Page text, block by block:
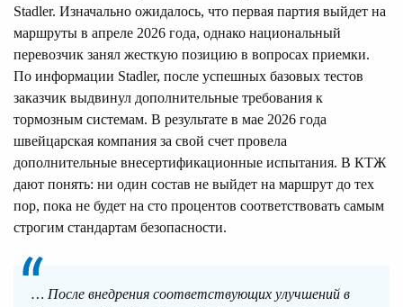
Stadler. Изначально ожидалось, что первая партия выйдет на
маршруты в апреле 2026 года, однако национальный
перевозчик занял жесткую позицию в вопросах приемки.
По информации Stadler, после успешных базовых тестов
заказчик выдвинул дополнительные требования к
тормозным системам. В результате в мае 2026 года
швейцарская компания за свой счет провела
дополнительные внесертификационные испытания. В КТЖ
дают понять: ни один состав не выйдет на маршрут до тех
пор, пока не будет на сто процентов соответствовать самым
строгим стандартам безопасности.
… После внедрения соответствующих улучшений в